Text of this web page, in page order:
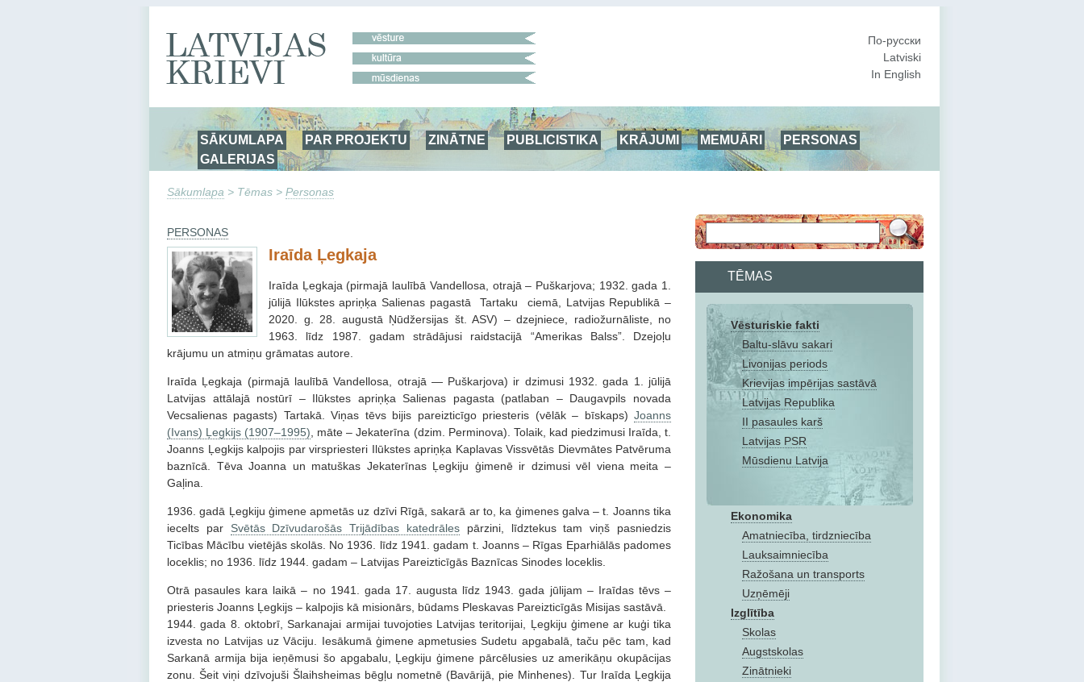
По-русски
Latviski
In English
SĀKUMLAPA PAR PROJEKTU ZINĀTNE PUBLICISTIKA KRĀJUMI MEMUĀRI
PERSONAS
GALERIJAS
Sākumlapa > Tēmas > Personas
TĒMAS
Vēsturiskie fakti
Baltu-slāvu sakari
Livonijas periods
Krievijas impērijas sastāvā
Latvijas Republika
II pasaules karš
Latvijas PSR
Mūsdienu Latvija
Ekonomika
Amatniecība, tirdzniecība
Lauksaimniecība
Ražošana un transports
Uzņēmēji
Izglītība
Skolas
Augstskolas
Zinātnieki
PERSONAS
Iraīda Ļegkaja
Iraīda Ļegkaja (pirmajā laulībā Vandellosa, otrajā – Puškarjova; 1932. gada 1.
jūlijā Ilūkstes apriņķa Salienas pagastā Tartaku ciemā, Latvijas Republikā –
2020. g. 28. augustā Ņūdžersijas št. ASV) – dzejniece, radiožurnāliste, no
1963. līdz 1987. gadam strādājusi raidstacijā “Amerikas Balss”. Dzejoļu
krājumu un atmiņu grāmatas autore.
Iraīda Ļegkaja (pirmajā laulībā Vandellosa, otrajā — Puškarjova) ir dzimusi 1932. gada 1. jūlijā
Latvijas attālajā nostūrī – Ilūkstes apriņķa Salienas pagasta (patlaban – Daugavpils novada
Vecsalienas pagasts) Tartakā. Viņas tēvs bijis pareizticīgo priesteris (vēlāk – bīskaps) Joanns
(Ivans) Ļegkijs (1907–1995) , māte – Jekaterīna (dzim. Perminova). Tolaik, kad piedzimusi Iraīda, t.
Joanns Ļegkijs kalpojis par virspriesteri Ilūkstes apriņķa Kaplavas Vissvētās Dievmātes Patvēruma
baznīcā. Tēva Joanna un matuškas Jekaterīnas Ļegkiju ģimenē ir dzimusi vēl viena meita –
Gaļina.
1936. gadā Ļegkiju ģimene apmetās uz dzīvi Rīgā, sakarā ar to, ka ģimenes galva – t. Joanns tika
iecelts par Svētās Dzīvudarošās Trijādības katedrāles pārzini, līdztekus tam viņš pasniedzis
Ticības Mācību vietējās skolās. No 1936. līdz 1941. gadam t. Joanns – Rīgas Eparhiālās padomes
loceklis; no 1936. līdz 1944. gadam – Latvijas Pareizticīgās Baznīcas Sinodes loceklis.
Otrā pasaules kara laikā – no 1941. gada 17. augusta līdz 1943. gada jūlijam – Iraīdas tēvs –
priesteris Joanns Ļegkijs – kalpojis kā misionārs, būdams Pleskavas Pareizticīgās Misijas sastāvā.
1944. gada 8. oktobrī, Sarkanajai armijai tuvojoties Latvijas teritorijai, Ļegkiju ģimene ar kuģi tika
izvesta no Latvijas uz Vāciju. Iesākumā ģimene apmetusies Sudetu apgabalā, taču pēc tam, kad
Sarkanā armija bija ieņēmusi šo apgabalu, Ļegkiju ģimene pārcēlusies uz amerikāņu okupācijas
zonu. Šeit viņi dzīvojuši Šlaihsheimas bēgļu nometnē (Bavārijā, pie Minhenes). Tur Iraīda Ļegkija